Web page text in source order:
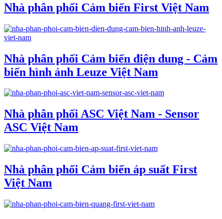
Nhà phân phối Cảm biến First Việt Nam
Nhà phân phối Cảm biến điện dung - Cảm
biến hình ảnh Leuze Việt Nam
Nhà phân phối ASC Việt Nam - Sensor
ASC Việt Nam
Nhà phân phối Cảm biến áp suất First
Việt Nam